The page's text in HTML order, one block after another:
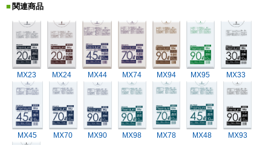
関連商品
MX23 MX24 MX44 MX74 MX94 MX95 MX33
MX45 MX70 MX90 MX98 MX78 MX48 MX93